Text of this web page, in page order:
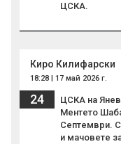
ЦСКА.
Киро Килифарски
18:28 | 17 май 2026 г.
24
ЦСКА на
Ментето
Септември.
и мачовете